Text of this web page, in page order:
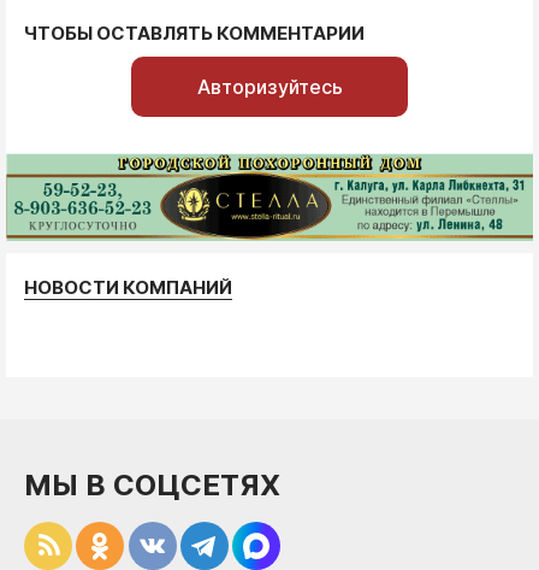
ЧТОБЫ ОСТАВЛЯТЬ КОММЕНТАРИИ
Авторизуйтесь
НОВОСТИ КОМПАНИЙ
МЫ В СОЦСЕТЯХ